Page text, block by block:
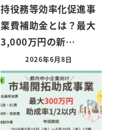
持役務等効率化促進事
業費補助金とは？最大
3,000万円の新…
2026年6月8日